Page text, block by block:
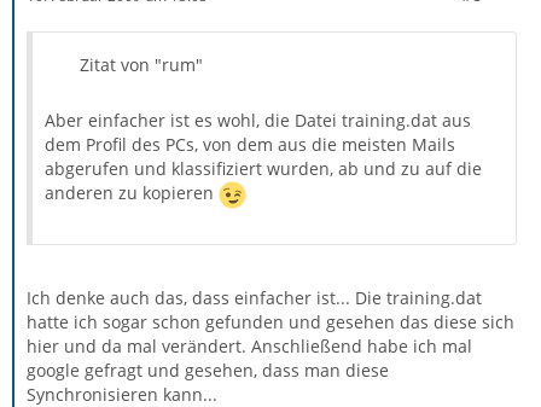
Zitat von "rum"
Aber einfacher ist es wohl, die Datei training.dat aus
dem Profil des PCs, von dem aus die meisten Mails
abgerufen und klassifiziert wurden, ab und zu auf die
anderen zu kopieren
Ich denke auch das, dass einfacher ist... Die training.dat
hatte ich sogar schon gefunden und gesehen das diese sich
hier und da mal verändert. Anschließend habe ich mal
google gefragt und gesehen, dass man diese
Synchronisieren kann...